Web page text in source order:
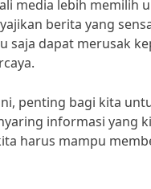
media lebih
berita yang
saja dapat merusak
penting bagi kita
informasi yang
harus mampu